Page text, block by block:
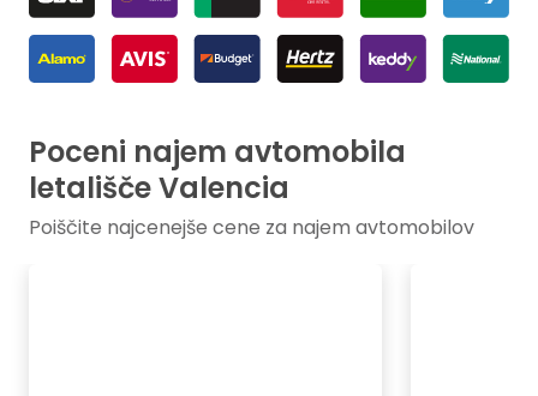
Poceni najem avtomobila
letališče Valencia
Poiščite najcenejše cene za najem avtomobilov